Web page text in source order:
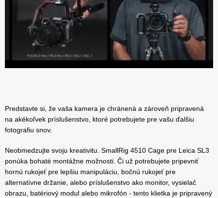
Predstavte si, že vaša kamera je chránená a zároveň pripravená
na akékoľvek príslušenstvo, ktoré potrebujete pre vašu ďalšiu
fotografiu snov.
Neobmedzujte svoju kreativitu. SmallRig 4510 Cage pre Leica SL3
ponúka bohaté montážne možnosti. Či už potrebujete pripevniť
hornú rukojeť pre lepšiu manipuláciu, bočnú rukojeť pre
alternatívne držanie, alebo príslušenstvo ako monitor, vysielač
obrazu, batériový modul alebo mikrofón - tento klietka je pripravený